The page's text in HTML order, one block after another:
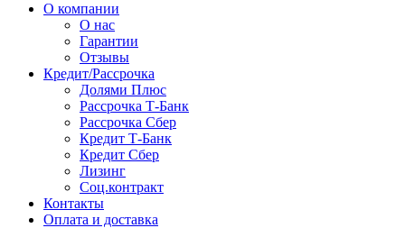
О компании
О нас
Гарантии
Отзывы
Кредит/Рассрочка
Долями Плюс
Рассрочка Т-Банк
Рассрочка Сбер
Кредит Т-Банк
Кредит Сбер
Лизинг
Соц.контракт
Контакты
Оплата и доставка